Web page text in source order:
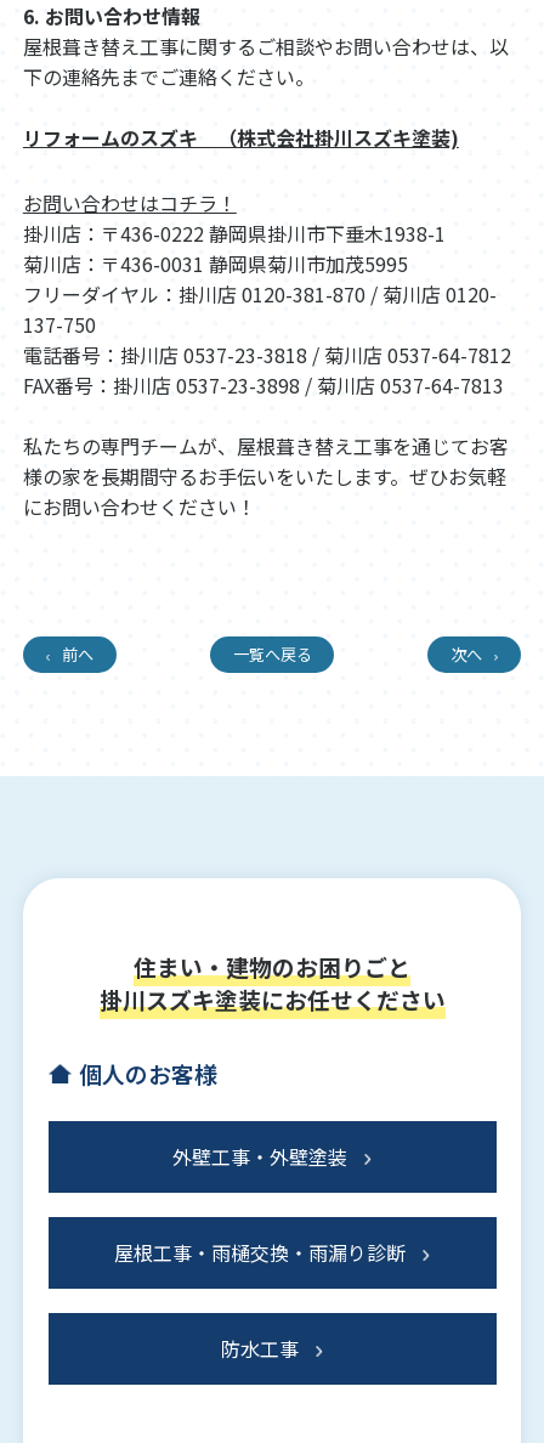
6. お問い合わせ情報
屋根葺き替え工事に関するご相談やお問い合わせは、以
下の連絡先までご連絡ください。
リフォームのスズキ （株式会社掛川スズキ塗装)
お問い合わせはコチラ！
掛川店：〒436-0222 静岡県掛川市下垂木1938-1
菊川店：〒436-0031 静岡県菊川市加茂5995
フリーダイヤル：掛川店 0120-381-870 / 菊川店 0120-
137-750
電話番号：掛川店 0537-23-3818 / 菊川店 0537-64-7812
FAX番号：掛川店 0537-23-3898 / 菊川店 0537-64-7813
私たちの専門チームが、屋根葺き替え工事を通じてお客
様の家を長期間守るお手伝いをいたします。ぜひお気軽
にお問い合わせください！
前へ 一覧へ戻る 次へ
住まい・建物のお困りごと
掛川スズキ塗装にお任せください
個人のお客様
外壁工事・外壁塗装
屋根工事・雨樋交換・雨漏り診断
防水工事